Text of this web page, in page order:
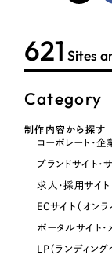
621 Sites
Category
制作内容から探す
コーポレート・企
ブランドサイト・
求人・採用サイト
ECサイト（オンラ
ポータルサイト・
LP（ランディング